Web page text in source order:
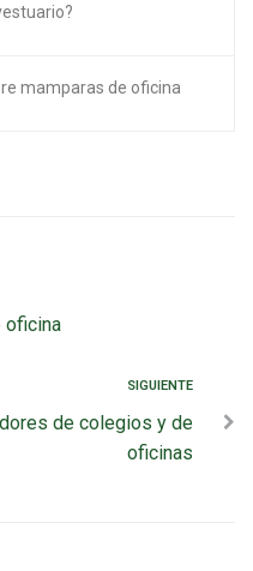
mamparas de oficina
oficina
SIGUIENTE
de colegios y de
oficinas